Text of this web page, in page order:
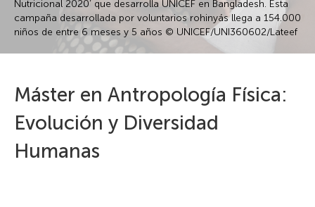
Nutricional 2020’ que desarrolla UNICEF en Bangladesh. Esta
campaña desarrollada por voluntarios rohinyás llega a 154.000
niños de entre 6 meses y 5 años © UNICEF/UNI360602/Lateef
Máster en Antropología Física:
Evolución y Diversidad
Humanas